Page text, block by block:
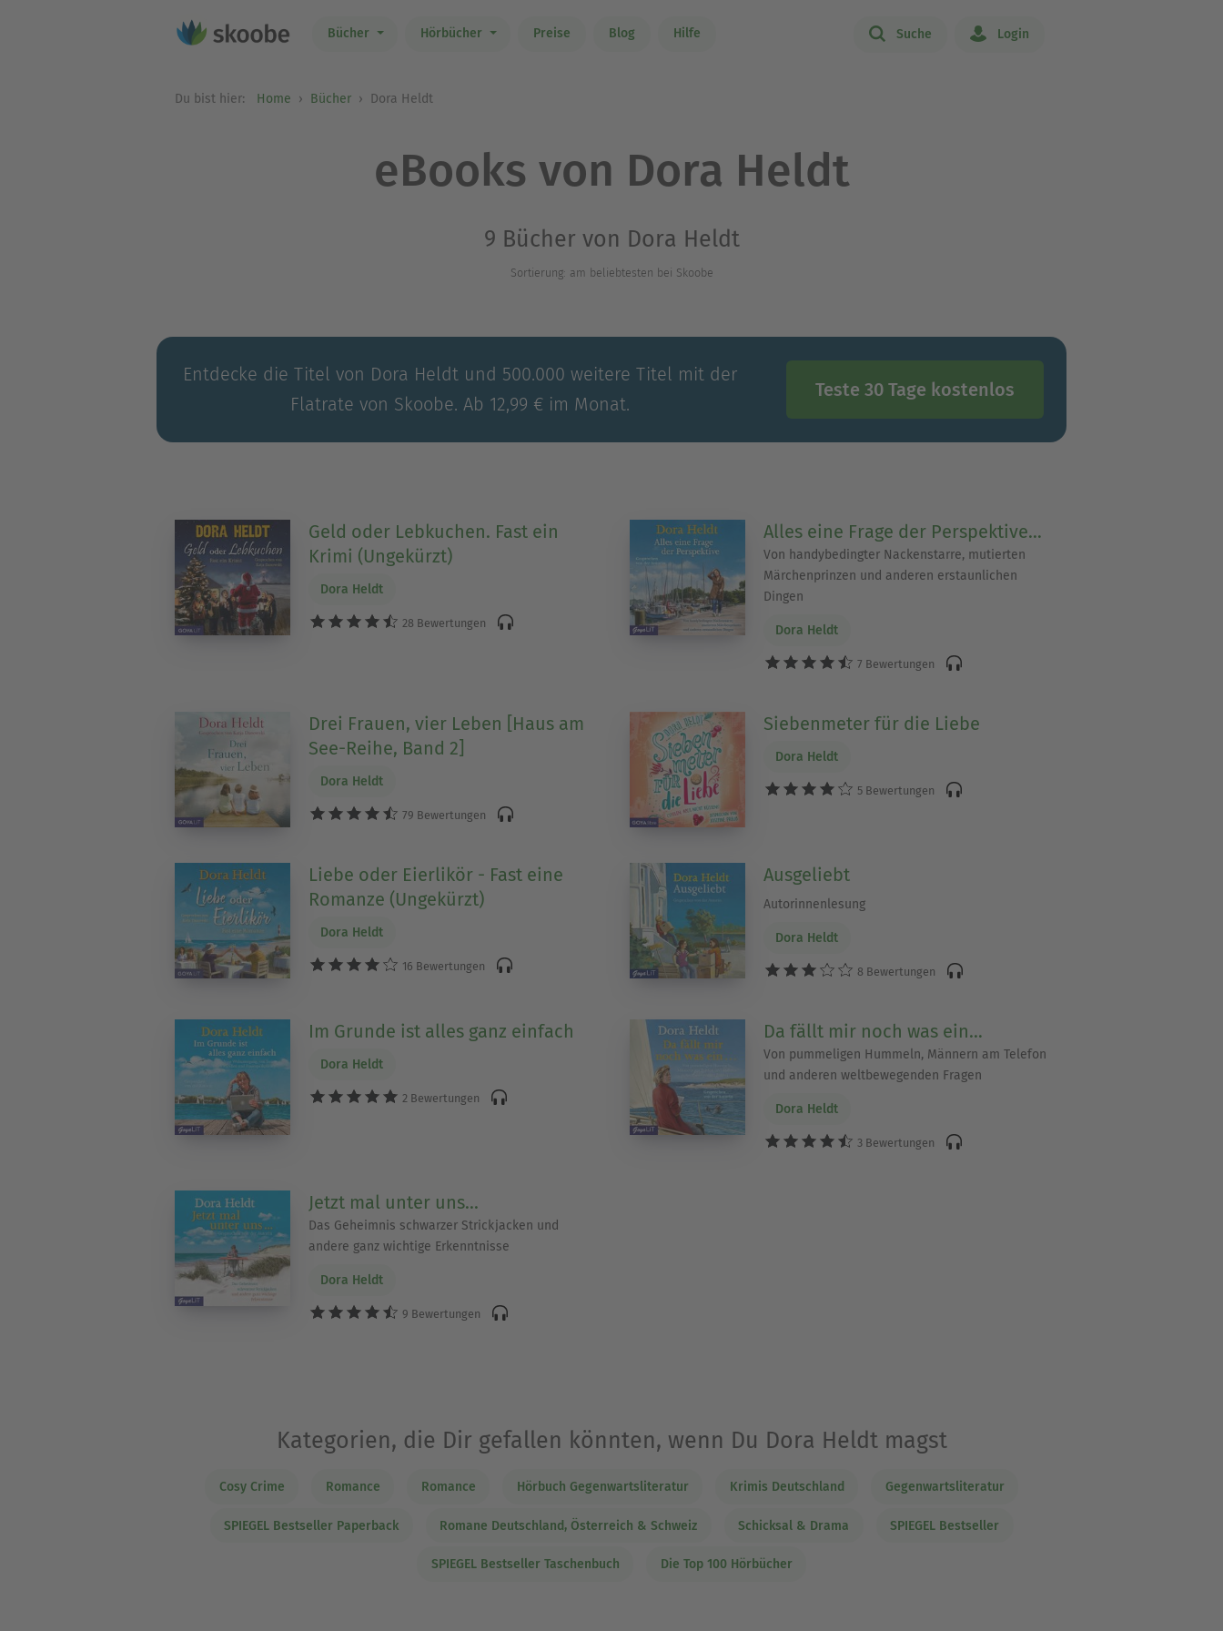
Bücher Hörbücher Preise Blog Hilfe Suche Login
Du bist hier: Home Bücher Dora Heldt
eBooks von Dora Heldt
9 Bücher von Dora Heldt
Sortierung: am beliebtesten bei Skoobe
Entdecke die Titel von Dora Heldt und 500.000 weitere Titel mit der
Flatrate von Skoobe. Ab 12,99 € im Monat.
Teste 30 Tage kostenlos
Geld oder Lebkuchen. Fast ein
Krimi (Ungekürzt)
Dora Heldt
28 Bewertungen
Alles eine Frage der Perspektive…
Von handybedingter Nackenstarre, mutierten
Märchenprinzen und anderen erstaunlichen
Dingen
Dora Heldt
7 Bewertungen
Drei Frauen, vier Leben [Haus am
See-Reihe, Band 2]
Dora Heldt
79 Bewertungen
Siebenmeter für die Liebe
Dora Heldt
5 Bewertungen
Liebe oder Eierlikör - Fast eine
Romanze (Ungekürzt)
Dora Heldt
16 Bewertungen
Ausgeliebt
Autorinnenlesung
Dora Heldt
8 Bewertungen
Im Grunde ist alles ganz einfach
Dora Heldt
2 Bewertungen
Da fällt mir noch was ein…
Von pummeligen Hummeln, Männern am Telefon
und anderen weltbewegenden Fragen
Dora Heldt
3 Bewertungen
Jetzt mal unter uns...
Das Geheimnis schwarzer Strickjacken und
andere ganz wichtige Erkenntnisse
Dora Heldt
9 Bewertungen
Kategorien, die Dir gefallen könnten, wenn Du Dora Heldt magst
Cosy Crime Romance Romance Hörbuch Gegenwartsliteratur Krimis Deutschland Gegenwartsliteratur
SPIEGEL Bestseller Paperback Romane Deutschland, Österreich & Schweiz Schicksal & Drama SPIEGEL Bestseller
SPIEGEL Bestseller Taschenbuch Die Top 100 Hörbücher